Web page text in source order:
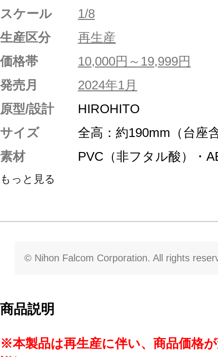
スケール
1/8
生産区分
再生産
価格帯
10,000円～19,999円
発売月
2024年1月
原型/設計
HIROHITO
サイズ
全高：約190mm（台座
素材
PVC（非フタル酸）・
もっと見る
© Nihon Falcom Corporation. All rights
商品説明
※本製品は再生産に伴い、商品価格